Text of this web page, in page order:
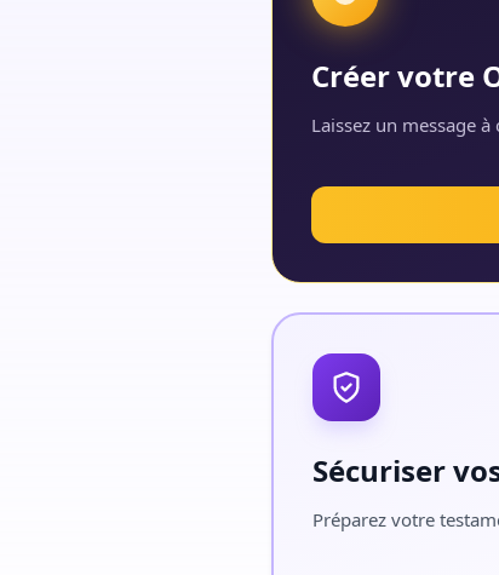
Créer votre
Laissez un message
Sécuriser
Préparez votre